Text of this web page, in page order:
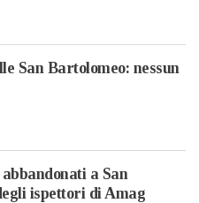
San Bartolomeo: nessun
a San
ispettori di Amag